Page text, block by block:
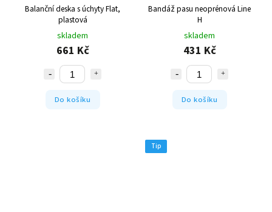
Balanční deska s úchyty Flat,
plastová
skladem
661 Kč
Do košíku
Bandáž pasu neoprénová Line
H
skladem
431 Kč
Do košíku
Tip